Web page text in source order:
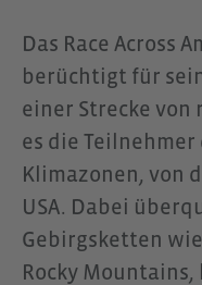
Das Race Across
berüchtigt für
einer Strecke von
es die
Klimazonen, von
USA. Dabei
Gebirgsketten
Rocky